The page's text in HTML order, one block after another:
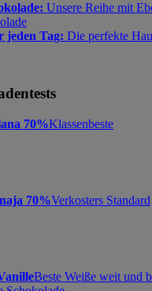
Unsere Reihe mit
jeden Tag: Die perfekte
70%Klassenbeste
70%Verkosters Standard
Beste Weiße weit und